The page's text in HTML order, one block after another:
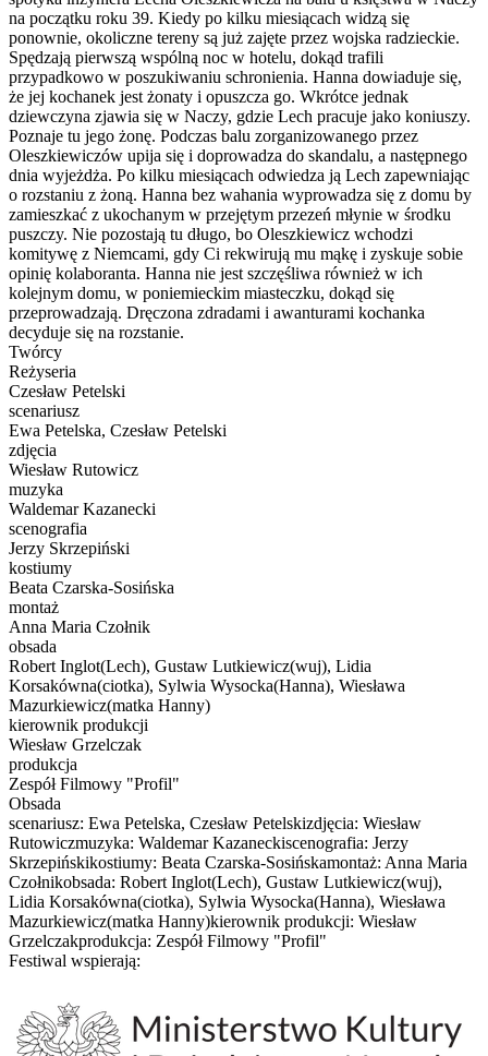
na początku roku 39. Kiedy po kilku miesiącach widzą się
ponownie, okoliczne tereny są już zajęte przez wojska radzieckie.
Spędzają pierwszą wspólną noc w hotelu, dokąd trafili
przypadkowo w poszukiwaniu schronienia. Hanna dowiaduje się,
że jej kochanek jest żonaty i opuszcza go. Wkrótce jednak
dziewczyna zjawia się w Naczy, gdzie Lech pracuje jako koniuszy.
Poznaje tu jego żonę. Podczas balu zorganizowanego przez
Oleszkiewiczów upija się i doprowadza do skandalu, a następnego
dnia wyjeżdża. Po kilku miesiącach odwiedza ją Lech zapewniając
o rozstaniu z żoną. Hanna bez wahania wyprowadza się z domu by
zamieszkać z ukochanym w przejętym przezeń młynie w środku
puszczy. Nie pozostają tu długo, bo Oleszkiewicz wchodzi
komitywę z Niemcami, gdy Ci rekwirują mu mąkę i zyskuje sobie
opinię kolaboranta. Hanna nie jest szczęśliwa również w ich
kolejnym domu, w poniemieckim miasteczku, dokąd się
przeprowadzają. Dręczona zdradami i awanturami kochanka
decyduje się na rozstanie.
Twórcy
Reżyseria
Czesław Petelski
scenariusz
Ewa Petelska, Czesław Petelski
zdjęcia
Wiesław Rutowicz
muzyka
Waldemar Kazanecki
scenografia
Jerzy Skrzepiński
kostiumy
Beata Czarska-Sosińska
montaż
Anna Maria Czołnik
obsada
Robert Inglot(Lech), Gustaw Lutkiewicz(wuj), Lidia
Korsakówna(ciotka), Sylwia Wysocka(Hanna), Wiesława
Mazurkiewicz(matka Hanny)
kierownik produkcji
Wiesław Grzelczak
produkcja
Zespół Filmowy "Profil"
Obsada
scenariusz: Ewa Petelska, Czesław Petelskizdjęcia: Wiesław
Rutowiczmuzyka: Waldemar Kazaneckiscenografia: Jerzy
Skrzepińskikostiumy: Beata Czarska-Sosińskamontaż: Anna Maria
Czołnikobsada: Robert Inglot(Lech), Gustaw Lutkiewicz(wuj),
Lidia Korsakówna(ciotka), Sylwia Wysocka(Hanna), Wiesława
Mazurkiewicz(matka Hanny)kierownik produkcji: Wiesław
Grzelczakprodukcja: Zespół Filmowy "Profil"
Festiwal wspierają: